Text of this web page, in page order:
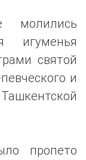
молились
игуменья
святой
и
пропето